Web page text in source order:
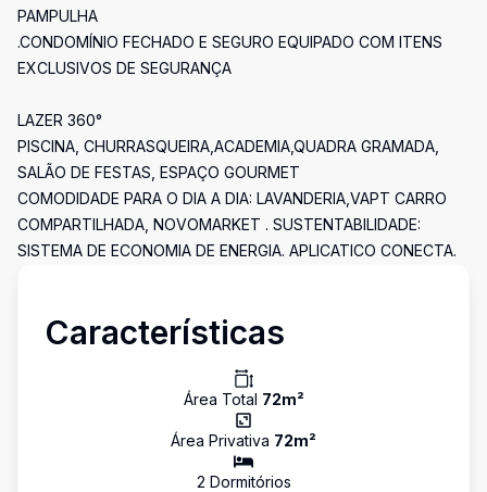
PAMPULHA
.CONDOMÍNIO FECHADO E SEGURO EQUIPADO COM ITENS
EXCLUSIVOS DE SEGURANÇA
LAZER 360°
PISCINA, CHURRASQUEIRA,ACADEMIA,QUADRA GRAMADA,
SALÃO DE FESTAS, ESPAÇO GOURMET
COMODIDADE PARA O DIA A DIA: LAVANDERIA,VAPT CARRO
COMPARTILHADA, NOVOMARKET . SUSTENTABILIDADE:
SISTEMA DE ECONOMIA DE ENERGIA. APLICATICO CONECTA.
Características
Área Total 72m²
Área Privativa 72m²
2 Dormitórios